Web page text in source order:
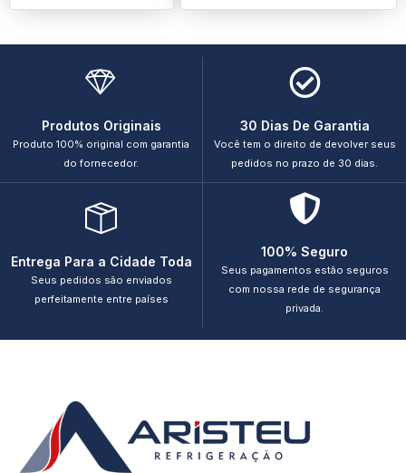
Produtos Originais
Produto 100% original com garantia
do fornecedor.
30 Dias De Garantia
Você tem o direito de devolver seus
pedidos no prazo de 30 dias.
Entrega Para a Cidade Toda
Seus pedidos são enviados
perfeitamente entre países
100% Seguro
Seus pagamentos estão seguros
com nossa rede de segurança
privada.